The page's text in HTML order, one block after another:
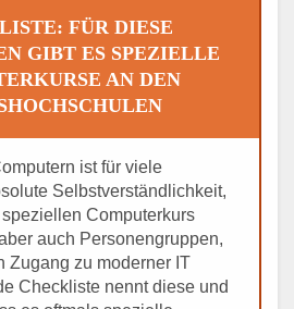
FÜR DIESE
GIBT ES SPEZIELLE
AN DEN
ist für viele
Selbstverständlichkeit,
Computerkurs
auch Personengruppen,
Zugang zu moderner IT
Checkliste nennt diese und